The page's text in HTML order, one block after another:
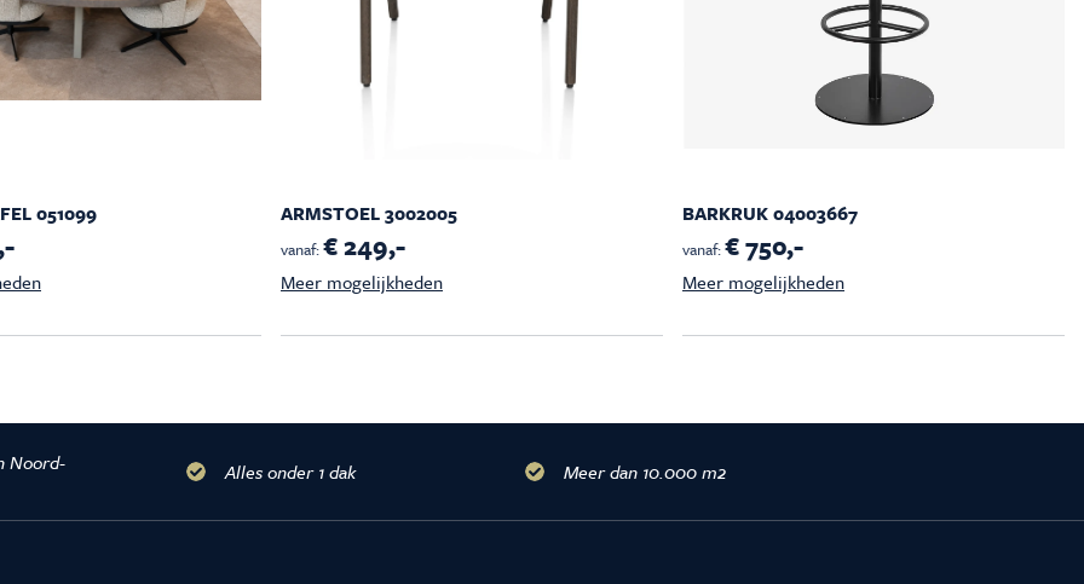
051099 ARMSTOEL 3002005
vanaf:€ 249,-
Meer mogelijkheden
BARKRUK 04003667
vanaf:€ 750,-
Meer mogelijkheden
Noord- Alles onder 1 dak Meer dan 10.000 m2